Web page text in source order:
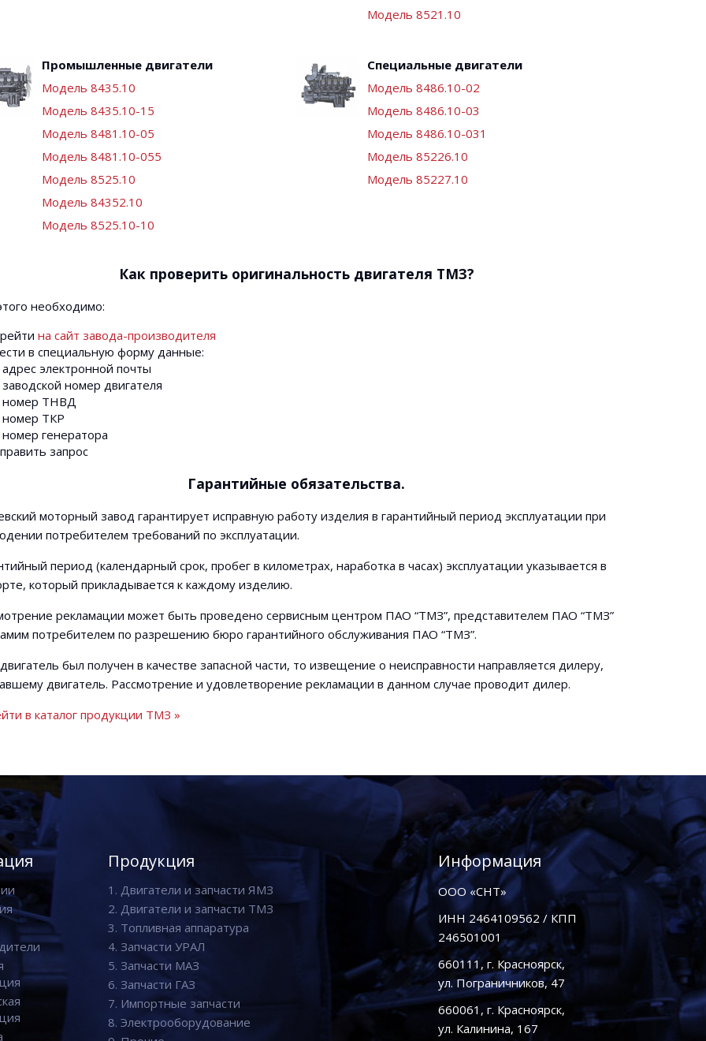
Модель 8521.10
Промышленные двигатели
Модель 8435.10
Модель 8435.10-15
Модель 8481.10-05
Модель 8481.10-055
Модель 8525.10
Модель 84352.10
Модель 8525.10-10
Специальные двигатели
Модель 8486.10-02
Модель 8486.10-03
Модель 8486.10-031
Модель 85226.10
Модель 85227.10
Как проверить оригинальность двигателя ТМЗ?
необходимо:
на сайт завода-производителя
в специальную форму данные:
адрес электронной почты
заводской номер двигателя
номер ТНВД
номер ТКР
номер генератора
запрос
Гарантийные обязательства.
моторный завод гарантирует исправную работу изделия в гарантийный период эксплуатации при
потребителем требований по эксплуатации.
период (календарный срок, пробег в километрах, наработка в часах) эксплуатации указывается в
который прикладывается к каждому изделию.
рекламации может быть проведено сервисным центром ПАО “ТМЗ”, представителем ПАО “ТМЗ”
потребителем по разрешению бюро гарантийного обслуживания ПАО “ТМЗ”.
был получен в качестве запасной части, то извещение о неисправности направляется дилеру,
двигатель. Рассмотрение и удовлетворение рекламации в данном случае проводит дилер.
в каталог продукции ТМЗ »
Продукция
1. Двигатели и запчасти ЯМЗ
2. Двигатели и запчасти ТМЗ
3. Топливная аппаратура
4. Запчасти УРАЛ
5. Запчасти МАЗ
6. Запчасти ГАЗ
7. Импортные запчасти
8. Электрооборудование
Информация
ООО «СНТ»
ИНН 2464109562 / КПП
246501001
660111, г. Красноярск,
ул. Пограничников, 47
660061, г. Красноярск,
ул. Калинина, 167